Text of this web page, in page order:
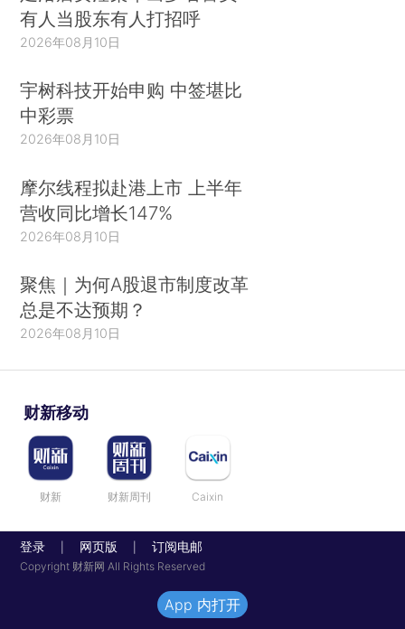
有人当股东有人打招呼
2026年08月10日
宇树科技开始申购 中签堪比
中彩票
2026年08月10日
摩尔线程拟赴港上市 上半年
营收同比增长147%
2026年08月10日
聚焦｜为何A股退市制度改革
总是不达预期？
2026年08月10日
财新移动
财新 财新周刊 Caixin
登录 网页版 订阅电邮
Copyright 财新网 All Rights Reserved
App 内打开